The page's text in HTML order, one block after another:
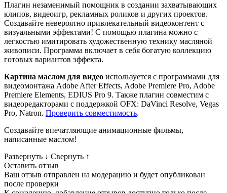
Плагин незаменимый помощник в создании захватывающих
клипов, видеоигр, рекламных роликов и других проектов.
Создавайте невероятно привлекательный видеоконтент с
визуальными эффектами! С помощью плагина можно с
легкостью имитировать художественную технику масляной
живописи. Программа включает в себя богатую коллекцию
готовых вариантов эффекта.
Картина маслом для видео используется с программами для
видеомонтажа Adobe After Effects, Adobe Premiere Pro, Adobe
Premiere Elements, EDIUS Pro 9. Также плагин совместим с
видеоредакторами с поддержкой OFX: DaVinci Resolve, Vegas
Pro, Natron. Проверить совместимость.
Создавайте впечатляющие анимационные фильмы,
написанные маслом!
Развернуть ↓ Свернуть ↑
Оставить отзыв
Ваш отзыв отправлен на модерацию и будет опубликован
после проверки